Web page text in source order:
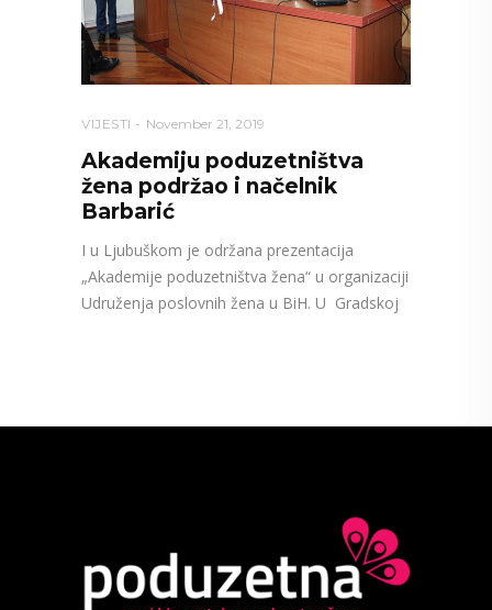
VIJESTI November 21, 2019
Akademiju poduzetništva
žena podržao i načelnik
Barbarić
I u Ljubuškom je održana prezentacija
„Akademije poduzetništva žena“ u organizaciji
Udruženja poslovnih žena u BiH. U Gradskoj